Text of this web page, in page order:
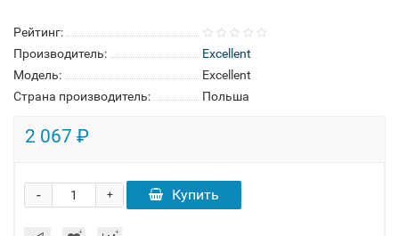
Рейтинг:
Производитель:
Excellent
Модель:
Excellent
Страна производитель:
Польша
2 067 ₽
+
- Купить